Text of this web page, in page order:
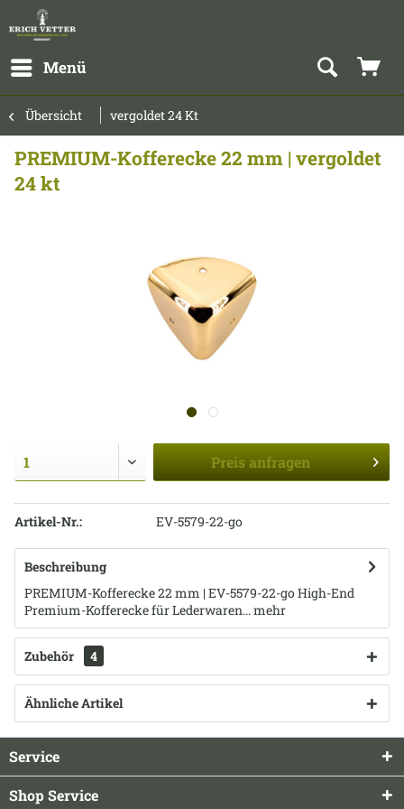
Menü
Übersicht vergoldet 24 Kt
PREMIUM-Kofferecke 22 mm | vergoldet
24 kt
Preis anfragen
Artikel-Nr.: EV-5579-22-go
Beschreibung
PREMIUM-Kofferecke 22 mm | EV-5579-22-go High-End
Premium-Kofferecke für Lederwaren...mehr
Zubehör 4
Ähnliche Artikel
Service
Shop Service